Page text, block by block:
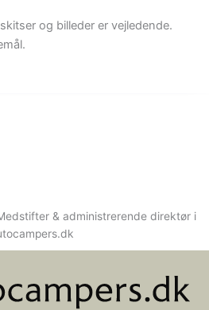
og billeder er vejledende.
& administrerende direktør i